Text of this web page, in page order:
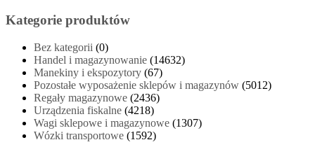
Kategorie produktów
Bez kategorii (0)
Handel i magazynowanie (14632)
Manekiny i ekspozytory (67)
Pozostałe wyposażenie sklepów i magazynów (5012)
Regały magazynowe (2436)
Urządzenia fiskalne (4218)
Wagi sklepowe i magazynowe (1307)
Wózki transportowe (1592)